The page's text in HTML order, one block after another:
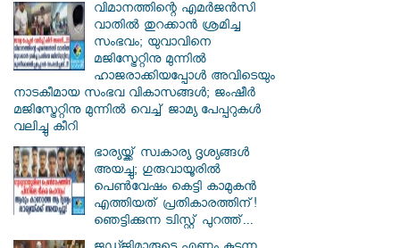
വിമാനത്തിന്റെ എമർജൻസി
വാതിൽ തുറക്കാൻ ശ്രമിച്ച
സംഭവം; യുവാവിനെ
മജിസ്ട്രേറ്റിനു മുന്നിൽ
ഹാജരാക്കിയപ്പോൾ അവിടെയും
നാടകീമായ സംഭവ വികാസങ്ങൾ; ജംഷീർ
മജിസ്ട്രേറ്റിനു മുന്നിൽ വെച്ച് ജാമ്യ പേപ്പറുകൾ
വലിച്ചു കീറി
ഭാര്യയ്ക്ക് സ്വകാര്യ ദൃശ്യങ്ങൾ
അയച്ചു; ഗുരുവായൂരിൽ
പെൺവേഷം കെട്ടി കാമുകൻ
എത്തിയത് പ്രതികാരത്തിന്!
ഞെട്ടിക്കുന്ന ട്വിസ്റ്റ് പുറത്ത്...